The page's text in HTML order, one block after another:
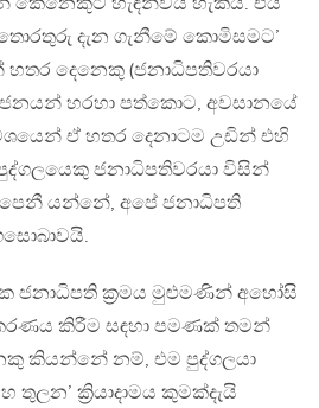
දැන ගැනීමේ කොමිසමට’
දෙනෙකු (ජනාධිපතිවරයා
හරහා පත්කොට, අවසානයේ
ඒ හතර දෙනාටම උඩින් එහි
ජනාධිපතිවරයා විසින්
යන්නේ, අපේ ජනාධිපති
ජනාධිපති ක්‍රමය මුළුමණින් අහෝසි
කිරීම සඳහා පමණක් තමන්
කියන්නේ නම්, එම පුද්ගලයා
තුලන’ ක්‍රියාදාමය කුමක්දැයි